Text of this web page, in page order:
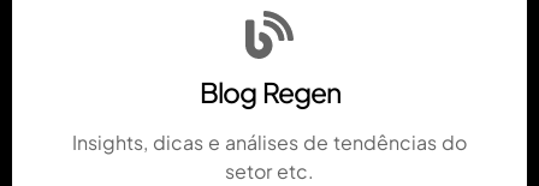
Blog Regen
Insights, dicas e análises de tendências do
setor etc.